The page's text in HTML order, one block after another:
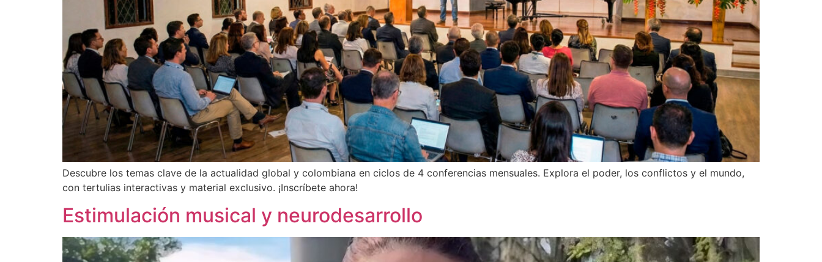
Descubre los temas clave de la actualidad global y colombiana en ciclos de 4 conferencias mensuales. Explora el poder, los conflictos y el mundo,
con tertulias interactivas y material exclusivo. ¡Inscríbete ahora!
Estimulación musical y neurodesarrollo